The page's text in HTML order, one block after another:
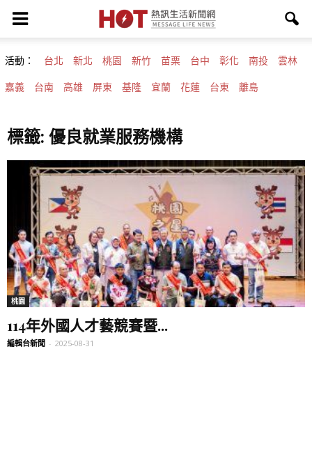
活動： 台北 新北 桃園 新竹 苗栗 台中 彰化 南投 雲林
嘉義 台南 高雄 屏東 基隆 宜蘭 花蓮 台東 離島
標籤: 優良就業服務機構
桃園
114年外國人才藝競賽暨...
編輯台新聞 - 2025-08-31